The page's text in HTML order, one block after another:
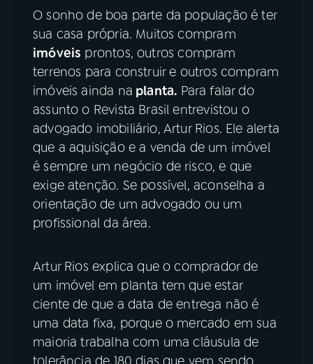
04 PROGRAMAS
05PODCASTS
06VIDEOCASTS
07 ÚLTIMAS
08 FESTIVAL DE MÚSICA
ACOMPANHE A RÁDIO NACIONAL
YouTube Facebook
Instagram
O sonho de boa parte da população é ter
sua casa própria. Muitos compram
imóveis prontos, outros compram
terrenos para construir e outros compram
imóveis ainda na planta. Para falar do
assunto o Revista Brasil entrevistou o
advogado imobiliário, Artur Rios. Ele alerta
que a aquisição e a venda de um imóvel
é sempre um negócio de risco, e que
exige atenção. Se possível, aconselha a
orientação de um advogado ou um
profissional da área.
Artur Rios explica que o comprador de
um imóvel em planta tem que estar
ciente de que a data de entrega não é
uma data fixa, porque o mercado em sua
maioria trabalha com uma cláusula de